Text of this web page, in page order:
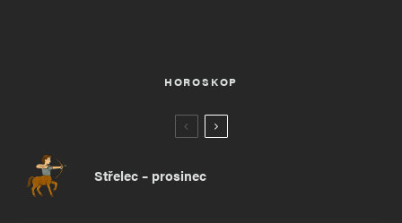
HOROSKOP
Střelec – prosinec